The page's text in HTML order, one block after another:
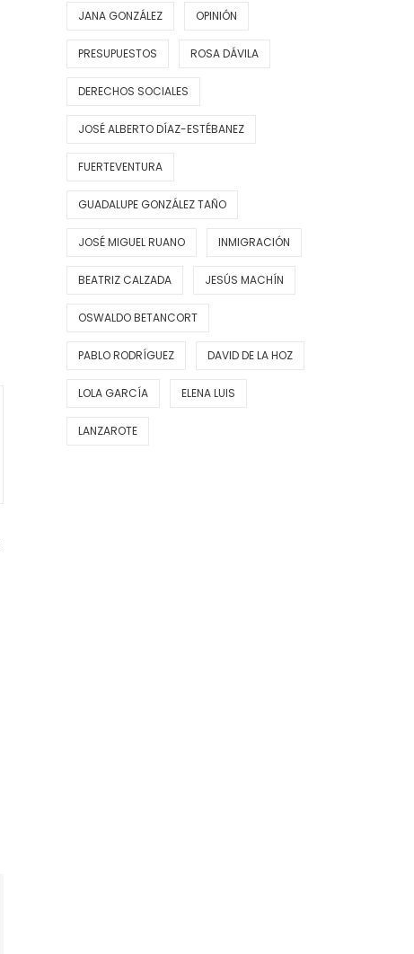
JANA GONZÁLEZ OPINIÓN
PRESUPUESTOS ROSA DÁVILA
DERECHOS SOCIALES
JOSÉ ALBERTO DÍAZ-ESTÉBANEZ
FUERTEVENTURA
GUADALUPE GONZÁLEZ TAÑO
JOSÉ MIGUEL RUANO INMIGRACIÓN
BEATRIZ CALZADA JESÚS MACHÍN
OSWALDO BETANCORT
PABLO RODRÍGUEZ DAVID DE LA HOZ
LOLA GARCÍA ELENA LUIS
LANZAROTE